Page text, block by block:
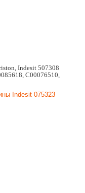
Indesit 507308
C00076510,